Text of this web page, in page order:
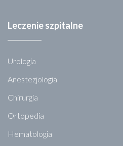
Leczenie szpitalne
Urologia
Anestezjologia
Chirurgia
Ortopedia
Hematologia